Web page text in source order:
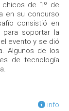
de 1º de
en su concurso
consistió en
soportar la
evento y se dió
Algunos de los
de tecnología
info